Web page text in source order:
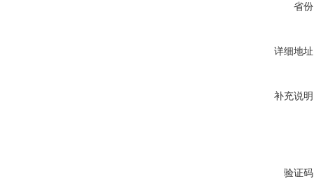
省
详细地
补充说
验证